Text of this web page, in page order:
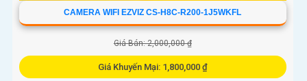
CAMERA WIFI EZVIZ CS-H8C-R200-1J5WKFL
Giá Bán: 2,000,000 ₫
Giá Khuyến Mại: 1,800,000 ₫